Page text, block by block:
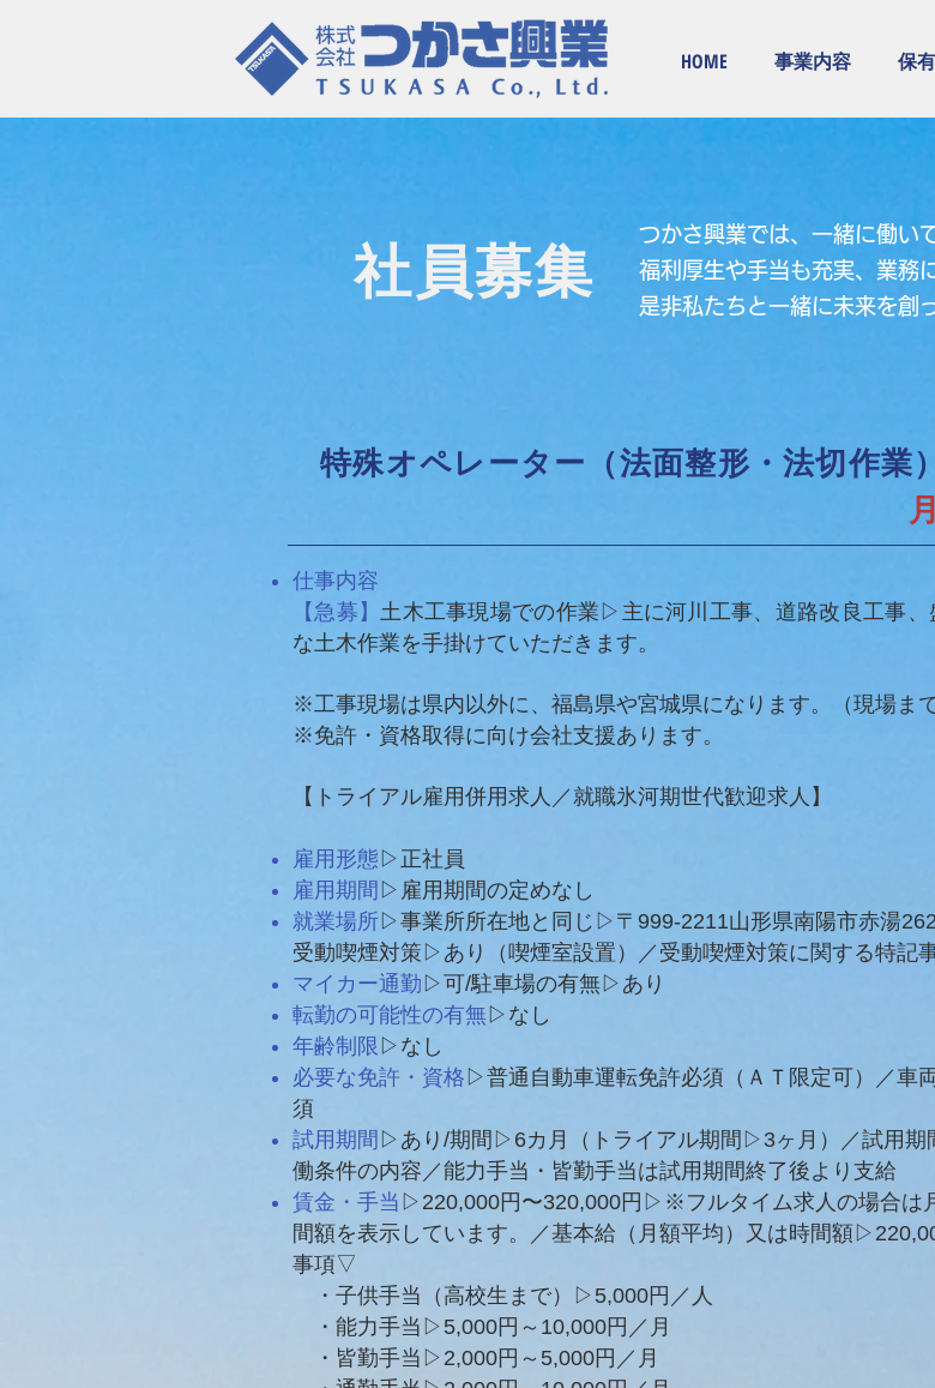
HOME 事業内容 保
社員募集
つかさ興業では、一緒に働い
福利厚生や手当も充実、業務
是非私たちと一緒に未来を創
特殊オペレーター（法面整形・法切作業）
仕事内容
【急募】土木工事現場での作業▷主に河川工事、道路改良工事
な土木作業を手掛けていただきます。
※工事現場は県内以外に、福島県や宮城県になります。（現場ま
※免許・資格取得に向け会社支援あります。
【トライアル雇用併用求人／就職氷河期世代歓迎求人】
雇用形態 ▷正社員
雇用期間 ▷雇用期間の定めなし
就業場所▷事業所所在地と同じ▷〒999-2211山形県南陽市赤湯
受動喫煙対策▷あり（喫煙室設置）／受動喫煙対策に関する特記
マイカー通勤 ▷可/駐車場の有無▷あり
転勤の可能性の有無▷なし
年齢制限 ▷なし
必要な免許・資格 ▷普通自動車運転免許必須（ＡＴ限定可）／車
須
試用期間 ▷あり/期間▷6カ月（トライアル期間▷3ヶ月）／試用期
働条件の内容／能力手当・皆勤手当は試用期間終了後より支給
賃金・手当 ▷220,000円〜320,000円▷※フルタイム求人の場合は
間額を表示しています。／基本給（月額平均）又は時間額
事項▽
・子供手当（高校生まで）▷5,000円／人
・能力手当▷5,000円～10,000円／月
・皆勤手当▷2,000円～5,000円／月